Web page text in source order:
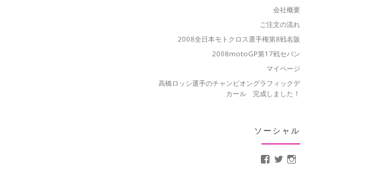
会社概要
ご注文の流れ
2008全日本モトクロス選手権第8戦名阪
2008motoGP第17戦セパン
マイページ
高橋ロッシ選手のチャンピオングラフィックデ
カール 完成しました！
ソーシャル
MotoCrusader さんのプ
@MotoCrusader さ